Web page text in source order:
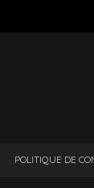
POLITIQUE DE